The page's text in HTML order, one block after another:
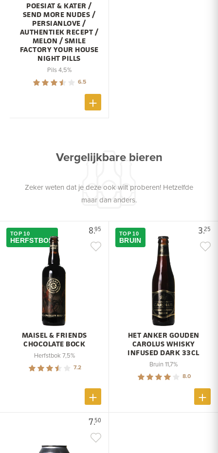
POESIAT & KATER /
SEND MORE NUDES /
PERSIANLOVE /
AUTHENTIEK RECEPT /
MELON / SMILE
FACTORY YOUR HOUSE
NIGHT PILLS
Pils 4,5%
6.5
Vergelijkbare bieren
Zeker weten dat je deze ook wilt proberen! Hetzelfde
maar dan anders.
8.95
TOP 10
HERFSTBOK
MAISEL & FRIENDS
CHOCOLATE BOCK
Herfstbok 7,5%
7.2
3.25
TOP 10
BRUIN
HET ANKER GOUDEN
CAROLUS WHISKY
INFUSED DARK 33CL
Bruin 11,7%
8.0
7.50